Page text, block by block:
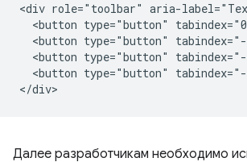
<div role="toolbar" aria-
<button type="button"
<button type="button"
<button type="button"
<button type="button"
Далее разработчикам необходимо